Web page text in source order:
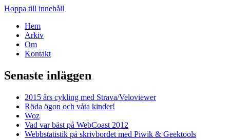
Hoppa till innehåll
Hem
Arkiv
Om
Kontakt
Senaste inläggen
2015 års cykling med Strava/Veloviewer
Röda ögon och våta kinder!
Woz
Vad var bäst på WebCoast 2012
Webbstatistik på skrivbordet med Piwik & Geektools